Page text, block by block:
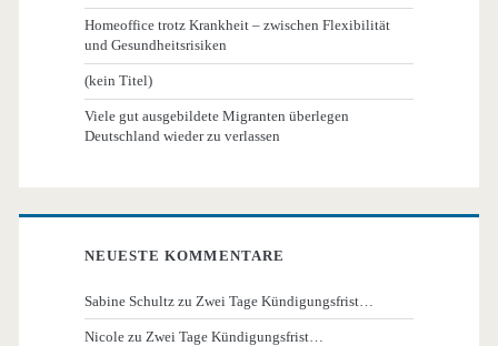
Homeoffice trotz Krankheit – zwischen Flexibilität
und Gesundheitsrisiken
(kein Titel)
Viele gut ausgebildete Migranten überlegen
Deutschland wieder zu verlassen
NEUESTE KOMMENTARE
Sabine Schultz zu Zwei Tage Kündigungsfrist…
Nicole zu Zwei Tage Kündigungsfrist…